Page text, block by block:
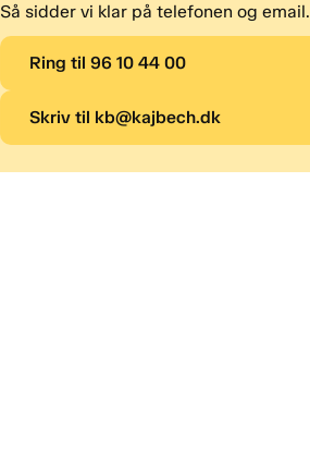
Så sidder vi klar på telefonen og email.
Ring til 96 10 44 00
Skriv til kb@kajbech.dk